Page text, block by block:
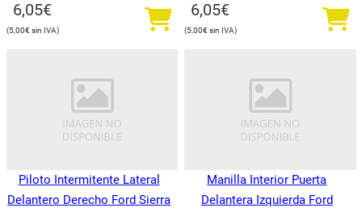
6,05€
5,00€
6,05€
5,00€
Piloto Intermitente Lateral
Delantero Derecho Ford Sierra
Manilla Interior Puerta
Delantera Izquierda Ford